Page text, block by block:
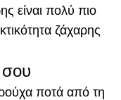
είναι πολύ πιο
ζάχαρης
ποτά από τη